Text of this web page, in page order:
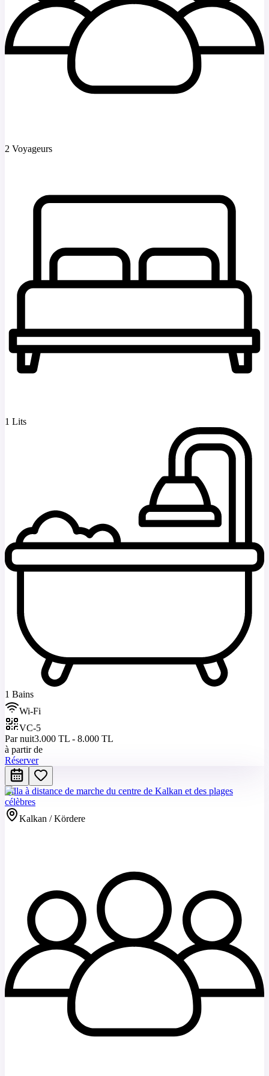
2 Voyageurs
1 Lits
1 Bains
Wi-Fi
VC-5
Par nuit3.000 TL - 8.000 TL
à partir de
Réserver
Villa à distance de marche du centre de Kalkan et des plages
célèbres
Kalkan / Kördere